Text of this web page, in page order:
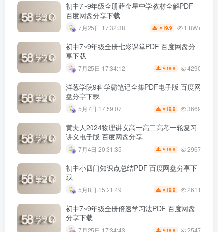
初中7~9年级全册薛金星中学教材全解PDF
百度网盘分享下载
7月25日 17:32:38 ￥ 19.9 1.8W+
初中7~9年级全册七彩课堂PDF 百度网盘分
享下载
7月25日 17:34:12 ￥ 19.9 4290
洋葱学院9科学霸笔记全集PDF电子版 百度网
盘分享下载
5月7日 17:59:07 ￥ 19.9 3669
黄夫人2024物理讲义高一高二高考一轮复习
讲义电子版 百度网盘分享
7月4日 20:31:35 ￥ 19.9 2967
初中小四门知识点总结PDF 百度网盘分享下
载
5月8日 15:21:49 ￥ 19.9 2611
初中7~9年级全册倍速学习法PDF 百度网盘
分享下载
7月25日 17:34:43 ￥ 19.9 2547